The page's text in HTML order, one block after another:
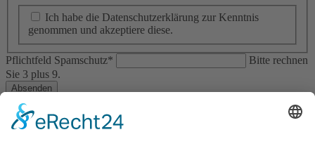
Ich habe die Datenschutzerklärung zur Kenntnis
genommen und akzeptiere diese.
Pflichtfeld Spamschutz*
Bitte rechnen
Sie 3 plus 9.
Absenden
Wir danken für Ihre Aufmerksamkeit.